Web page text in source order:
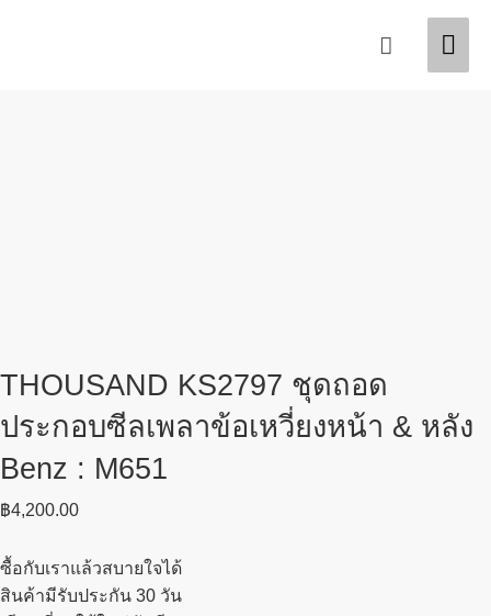
Search
THOUSAND KS2797 ชุดถอด
ประกอบซีลเพลาข้อเหวี่ยงหน้า & หลัง
Benz : M651
฿4,200.00
ซื้อกับเราแล้วสบายใจได้
สินค้ามีรับประกัน 30 วัน